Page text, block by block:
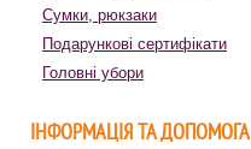
Сумки, рюкзаки
Подарункові сертифікати
Головні убори
ІНФОРМАЦІЯ ТА ДОПОМОГА